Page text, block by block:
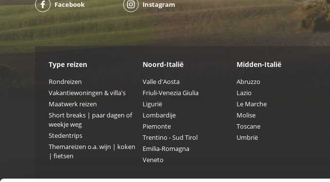
Facebook Instagram
Type reizen
Rondreizen
Vakantiewoningen & villa's
Maatwerk reizen
Short breaks | paar dagen of
weekje weg
Stedentrips
Themareizen o.a. wijn | koken
| fietsen
Noord-Italië
Valle d'Aosta
Friuli-Venezia Giulia
Ligurië
Lombardije
Piemonte
Trentino - Sud Tirol
Emilia-Romagna
Veneto
Midden-Italië
Abruzzo
Lazio
Le Marche
Molise
Toscane
Umbrië